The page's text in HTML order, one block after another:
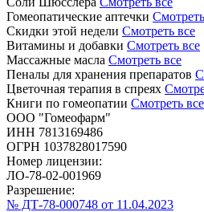
Гомеопатические аптечки
Скидки этой недели Смотреть все
Витамины и добавки Смотреть все
Массажные масла Смотреть все
Пеналы для хранения препаратов
Цветочная терапия в спреях
Книги по гомеопатии Смотреть все
ООО "Гомеофарм"
ИНН 7813169486
ОГРН 1037828017590
Номер лицензии:
ЛО-78-02-001969
Разрешение:
№ ДТ-78-000748 от 11.04.2023